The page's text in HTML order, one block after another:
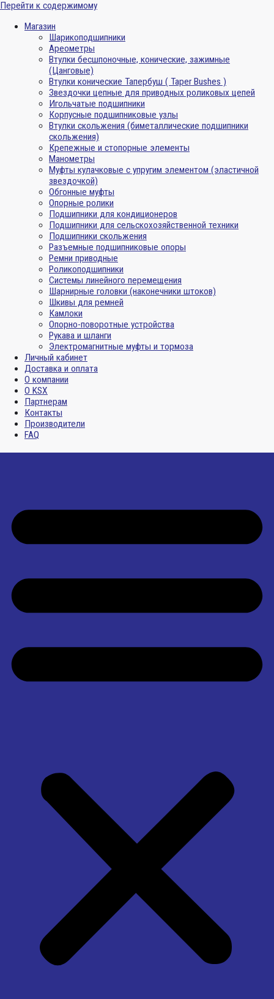
Перейти к содержимому
Магазин
Шарикоподшипники
Ареометры
Втулки бесшпоночные, конические, зажимные
(Цанговые)
Втулки конические Тапербуш ( Taper Bushes )
Звездочки цепные для приводных роликовых цепей
Игольчатые подшипники
Корпусные подшипниковые узлы
Втулки скольжения (биметаллические подшипники
скольжения)
Крепежные и стопорные элементы
Манометры
Муфты кулачковые с упругим элементом (эластичной
звездочкой)
Обгонные муфты
Опорные ролики
Подшипники для кондиционеров
Подшипники для сельскохозяйственной техники
Подшипники скольжения
Разъемные подшипниковые опоры
Ремни приводные
Роликоподшипники
Системы линейного перемещения
Шарнирные головки (наконечники штоков)
Шкивы для ремней
Камлоки
Опорно-поворотные устройства
Рукава и шланги
Электромагнитные муфты и тормоза
Личный кабинет
Доставка и оплата
О компании
О KSX
Партнерам
Контакты
Производители
FAQ